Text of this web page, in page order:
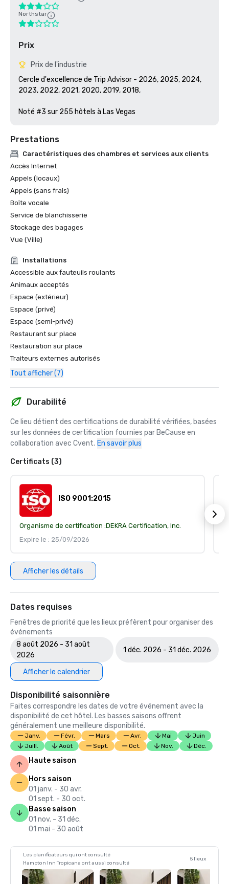
Northstar
Prix
Prix de l'industrie
Cercle d'excellence de Trip Advisor - 2026, 2025, 2024,
2023, 2022, 2021, 2020, 2019, 2018,
Noté #3 sur 255 hôtels à Las Vegas
Prestations
Caractéristiques des chambres et services aux clients
Accès Internet
Appels (locaux)
Appels (sans frais)
Boîte vocale
Service de blanchisserie
Stockage des bagages
Vue (Ville)
Installations
Accessible aux fauteuils roulants
Animaux acceptés
Espace (extérieur)
Espace (privé)
Espace (semi-privé)
Restaurant sur place
Restauration sur place
Traiteurs externes autorisés
Tout afficher (7)
Durabilité
Ce lieu détient des certifications de durabilité vérifiées, basées
sur les données de certification fournies par BeCause en
collaboration avec Cvent. En savoir plus
Certificats (3)
ISO 9001:2015
Organisme de certification :DEKRA Certification, Inc.
Expire le : 25/09/2026
Afficher les détails
Dates requises
Fenêtres de priorité que les lieux préfèrent pour organiser des
événements
8 août 2026 - 31 août
2026
1 déc. 2026 - 31 déc. 2026
Afficher le calendrier
Disponibilité saisonnière
Faites correspondre les dates de votre événement avec la
disponibilité de cet hôtel. Les basses saisons offrent
généralement une meilleure disponibilité.
Janv. Févr. Mars Avr. Mai
Juin
Juill.
Août Sept. Oct. Nov. Déc.
Haute saison
Hors saison
01 janv. - 30 avr.
01 sept. - 30 oct.
Basse saison
01 nov. - 31 déc.
01 mai - 30 août
Les planificateurs qui ont consulté
Hampton Inn Tropicana ont aussi consulté
5 lieux